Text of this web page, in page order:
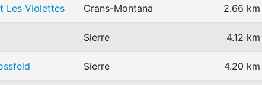
Les Violettes Crans-Montana 2.66 km
Sierre 4.12 km
Sierre 4.20 km